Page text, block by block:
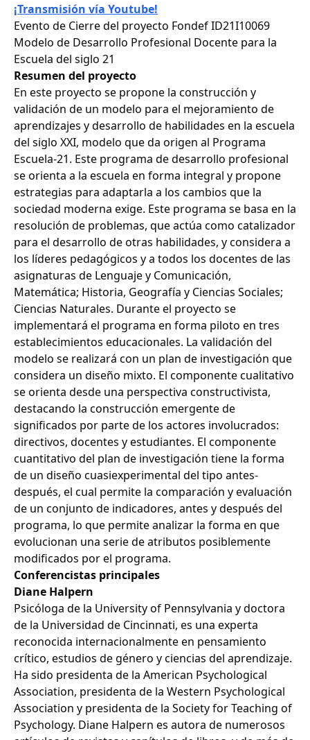
¡Transmisión vía Youtube!
Evento de Cierre del proyecto Fondef ID21I10069
Modelo de Desarrollo Profesional Docente para la
Escuela del siglo 21
Resumen del proyecto
En este proyecto se propone la construcción y
validación de un modelo para el mejoramiento de
aprendizajes y desarrollo de habilidades en la escuela
del siglo XXI, modelo que da origen al Programa
Escuela-21. Este programa de desarrollo profesional
se orienta a la escuela en forma integral y propone
estrategias para adaptarla a los cambios que la
sociedad moderna exige. Este programa se basa en la
resolución de problemas, que actúa como catalizador
para el desarrollo de otras habilidades, y considera a
los líderes pedagógicos y a todos los docentes de las
asignaturas de Lenguaje y Comunicación,
Matemática; Historia, Geografía y Ciencias Sociales;
Ciencias Naturales. Durante el proyecto se
implementará el programa en forma piloto en tres
establecimientos educacionales. La validación del
modelo se realizará con un plan de investigación que
considera un diseño mixto. El componente cualitativo
se orienta desde una perspectiva constructivista,
destacando la construcción emergente de
significados por parte de los actores involucrados:
directivos, docentes y estudiantes. El componente
cuantitativo del plan de investigación tiene la forma
de un diseño cuasiexperimental del tipo antes-
después, el cual permite la comparación y evaluación
de un conjunto de indicadores, antes y después del
programa, lo que permite analizar la forma en que
evolucionan una serie de atributos posiblemente
modificados por el programa.
Conferencistas principales
Diane Halpern
Psicóloga de la University of Pennsylvania y doctora
de la Universidad de Cincinnati, es una experta
reconocida internacionalmente en pensamiento
crítico, estudios de género y ciencias del aprendizaje.
Ha sido presidenta de la American Psychological
Association, presidenta de la Western Psychological
Association y presidenta de la Society for Teaching of
Psychology. Diane Halpern es autora de numerosos